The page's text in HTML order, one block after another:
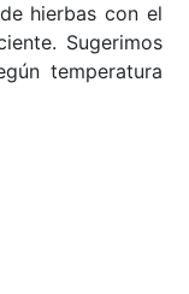
hierbas con el
Sugerimos
temperatura